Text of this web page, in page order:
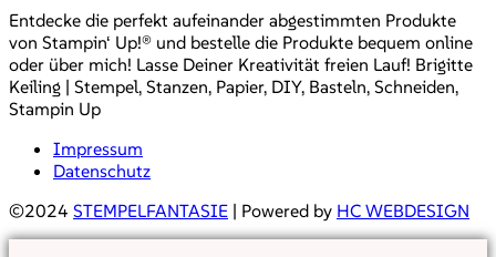
Entdecke die perfekt aufeinander abgestimmten Produkte
von Stampin‘ Up!® und bestelle die Produkte bequem online
oder über mich! Lasse Deiner Kreativität freien Lauf! Brigitte
Keiling | Stempel, Stanzen, Papier, DIY, Basteln, Schneiden,
Stampin Up
Impressum
Datenschutz
©2024 STEMPELFANTASIE | Powered by HC WEBDESIGN